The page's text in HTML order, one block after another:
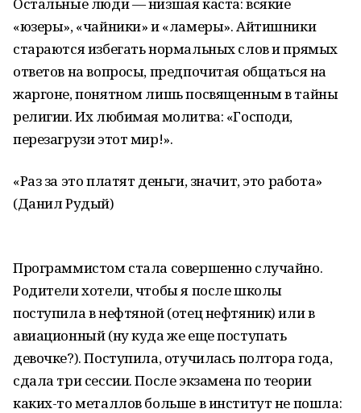
«юзеры», «чайники» и «ламеры». Айтишники
стараются избегать нормальных слов и прямых
ответов на вопросы, предпочитая общаться на
жаргоне, понятном лишь посвященным в тайны
религии. Их любимая молитва: «Господи,
перезагрузи этот мир!».
«Раз за это платят деньги, значит, это работа»
(Данил Рудый)
Программистом стала совершенно случайно.
Родители хотели, чтобы я после школы
поступила в нефтяной (отец нефтяник) или в
авиационный (ну куда же еще поступать
девочке?). Поступила, отучилась полтора года,
сдала три сессии. После экзамена по теории
каких-то металлов больше в институт не пошла: